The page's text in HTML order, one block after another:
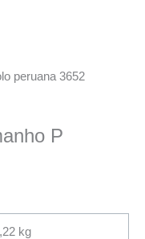
peruana 3652
P
kg